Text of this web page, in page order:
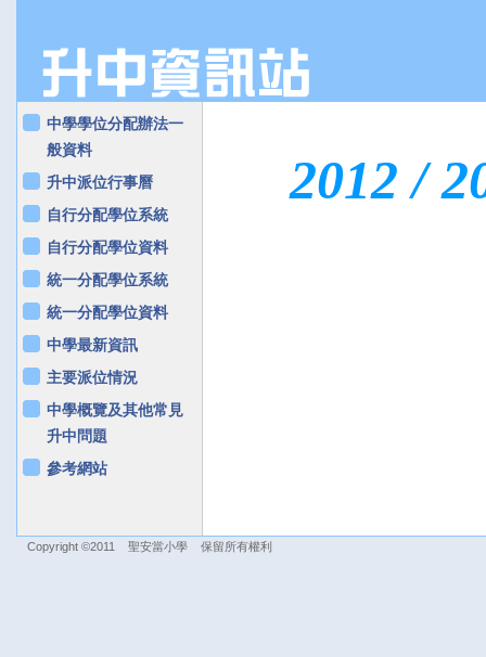
中學學位分配辦法一
般資料
升中派位行事曆
自行分配學位系統
自行分配學位資料
統一分配學位系統
統一分配學位資料
中學最新資訊
主要派位情況
中學概覽及其他常見
升中問題
參考網站
2012 /
Copyright ©2011 聖安當小學 保留所有權利